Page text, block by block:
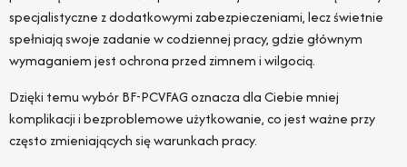
specjalistyczne z dodatkowymi zabezpieczeniami, lecz świetnie
spełniają swoje zadanie w codziennej pracy, gdzie głównym
wymaganiem jest ochrona przed zimnem i wilgocią.
Dzięki temu wybór BF-PCVFAG oznacza dla Ciebie mniej
komplikacji i bezproblemowe użytkowanie, co jest ważne przy
często zmieniających się warunkach pracy.